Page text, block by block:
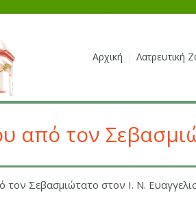
Αρχική Λατρευτική
από τον
τον Σεβασμιώτατο στον Ι. Ν.